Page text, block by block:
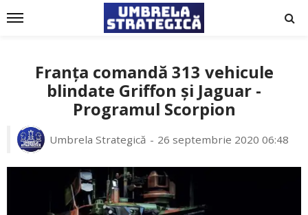
Franța comandă 313 vehicule
blindate Griffon și Jaguar -
Programul Scorpion
Umbrela Strategică 26 septembrie 2020 06:48